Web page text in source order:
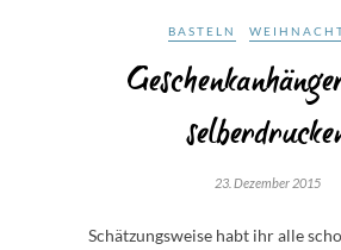
BASTELN
23. Dezember 2015
Schätzungsweise habt ihr alle